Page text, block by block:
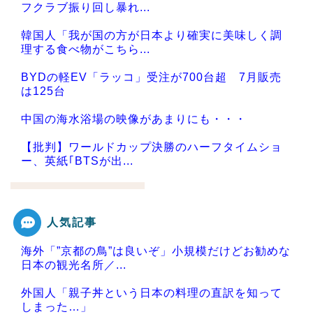
フクラブ振り回し暴れ...
韓国人「我が国の方が日本より確実に美味しく調
理する食べ物がこちら...
BYDの軽EV「ラッコ」受注が700台超 7月販売
は125台
中国の海水浴場の映像があまりにも・・・
【批判】ワールドカップ決勝のハーフタイムショ
ー、英紙｢BTSが出...
Powered by livedoor 相互RSS
人気記事
海外「”京都の鳥”は良いぞ」小規模だけどお勧めな
日本の観光名所／...
外国人「親子丼という日本の料理の直訳を知って
しまった…」